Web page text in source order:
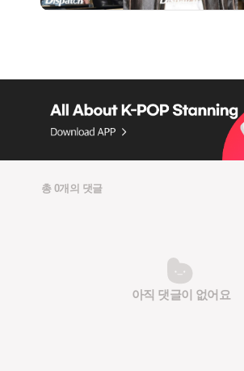
총 0개의 댓글
아직 댓글이 없어요